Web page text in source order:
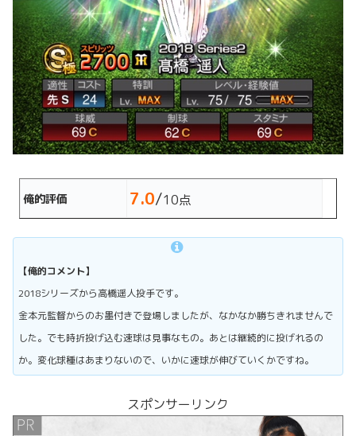
俺的評価 7.0/10点
【俺的コメント】
2018シリーズから高橋遥人投手です。
金本元監督からのお墨付きで登場しましたが、なかなか勝ちきれませんで
した。でも時折投げ込む速球は見事なもの。あとは継続的に投げれるの
か。変化球種はあまりないので、いかに速球が伸びていくかですね。
スポンサーリンク